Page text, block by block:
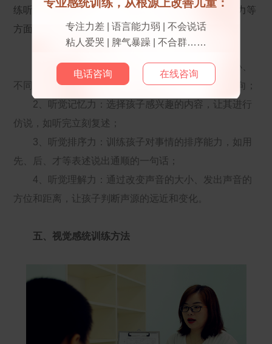
练听觉辨别力、听觉记忆力、听觉排序力、听觉理解力等
方面开始进行。
1、听觉辨别力：通过训练听到声音的高低、大小、
不同的音色，来增强听觉的辨别能力，分辨声音的方向；
2、听觉记忆力：选择孩子感兴趣的内容，让其进行
仿说，如听完立刻复述；
3、听觉排序力：训练孩子对事情的排序能力，如用
先、后、才等表述说出通顺的一句话；
4、听觉理解力：通过改变声音的大小、发出声音的
方位和距离，让孩子判断声源的远近和变化。
五、视觉感统训练方法
专业感统训练，从根源上改善儿童：
专注力差 | 语言能力弱 | 不会说话
粘人爱哭 | 脾气暴躁 | 不合群……
电话咨询 在线咨询